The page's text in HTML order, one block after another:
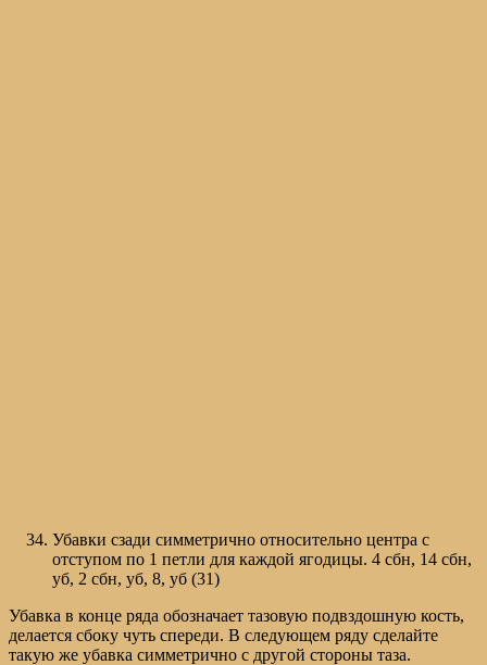
Убавки сзади симметрично относительно центра с
отступом по 1 петли для каждой ягодицы. 4 сбн, 14 сбн,
уб, 2 сбн, уб, 8, уб (31)
Убавка в конце ряда обозначает тазовую подвздошную кость,
делается сбоку чуть спереди. В следующем ряду сделайте
такую же убавка симметрично с другой стороны таза.